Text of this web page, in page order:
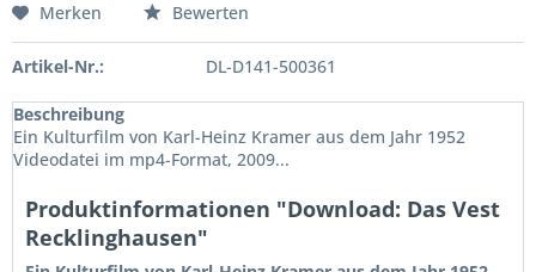
Merken Bewerten
Artikel-Nr.: DL-D141-500361
Beschreibung
Ein Kulturfilm von Karl-Heinz Kramer aus dem Jahr 1952
Videodatei im mp4-Format, 2009...
Produktinformationen "Download: Das Vest
Recklinghausen"